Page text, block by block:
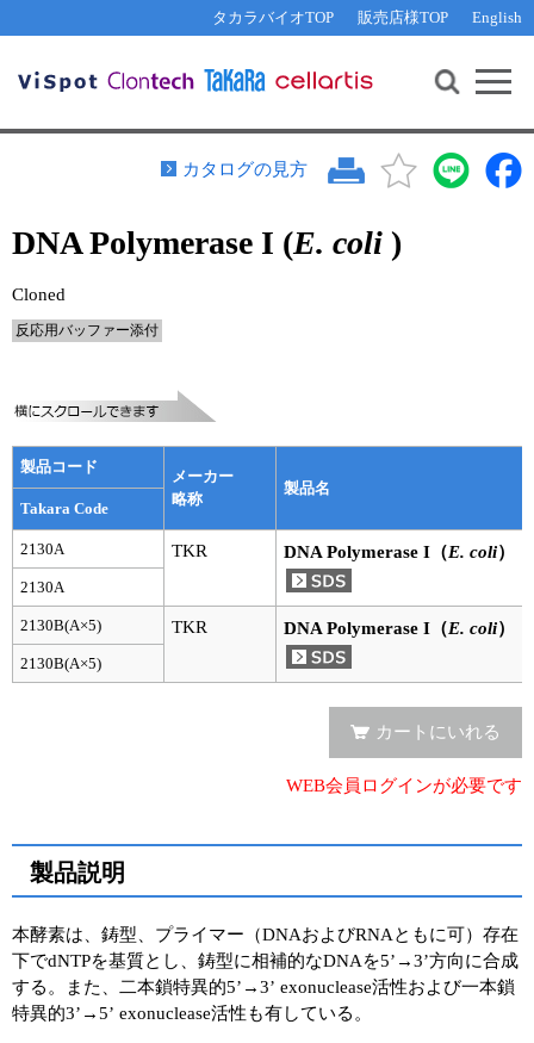
タカラバイオTOP 販売店様TOP English
機能解析・サイレンシング
PCR・等温増幅
リアルタイムPCR（qPCR）
装置・ソフトウェア
テクニカルサポートライン
その他 ライセンスに関するご相談
遺伝子組換え生物該当製品
研究支援ツール
Cut-Site Navigator 制限酵素切断サイトの検索
In-Fusion Cloning プライマー設計
抗体検索サイト
リアルタイムPCR
ラーニングセンター
リアルタイムPCR実験ガイド
遺伝子検査ガイド（食品・水質・家畜他）
細胞選択ガイド
エピジェネティクス実験ガイド
RNAi実験ガイド
アプリケーションノート
お問い合わせ WEB会員登録
カタログの見方
DNA Polymerase I (E. coli )
Cloned
反応用バッファー添付
製品コード
メーカー
略称
製品名
Takara Code
2130A TKR DNA Polymerase I（E. coli）
2130A
2130B(A×5) TKR DNA Polymerase I（E. coli）
2130B(A×5)
カートにいれる
WEB会員ログインが必要です
製品説明
本酵素は、鋳型、プライマー（DNAおよびRNAともに可）存在
下でdNTPを基質とし、鋳型に相補的なDNAを5’→3’方向に合成
する。また、二本鎖特異的5’→3’ exonuclease活性および一本鎖
特異的3’→5’ exonuclease活性も有している。